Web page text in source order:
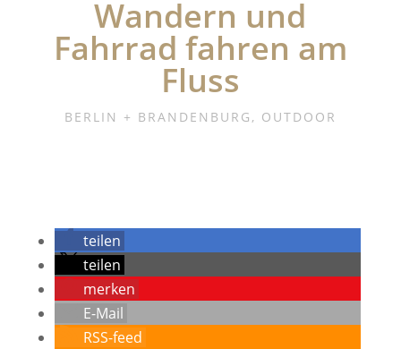
Wandern und
Fahrrad fahren am
Fluss
BERLIN + BRANDENBURG , OUTDOOR
teilen
teilen
merken
E-Mail
RSS-feed